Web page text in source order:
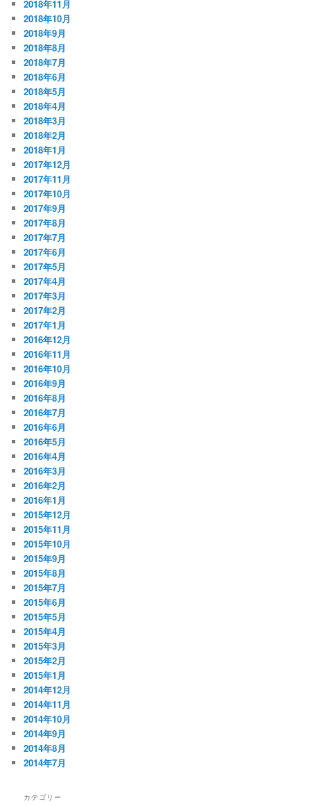
2018年11月
2018年10月
2018年9月
2018年8月
2018年7月
2018年6月
2018年5月
2018年4月
2018年3月
2018年2月
2018年1月
2017年12月
2017年11月
2017年10月
2017年9月
2017年8月
2017年7月
2017年6月
2017年5月
2017年4月
2017年3月
2017年2月
2017年1月
2016年12月
2016年11月
2016年10月
2016年9月
2016年8月
2016年7月
2016年6月
2016年5月
2016年4月
2016年3月
2016年2月
2016年1月
2015年12月
2015年11月
2015年10月
2015年9月
2015年8月
2015年7月
2015年6月
2015年5月
2015年4月
2015年3月
2015年2月
2015年1月
2014年12月
2014年11月
2014年10月
2014年9月
2014年8月
2014年7月
カテゴリー